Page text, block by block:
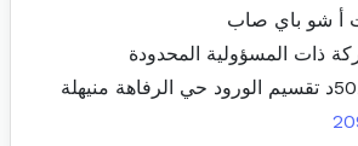
أ شو باي صاب
ذات المسؤولية المحدودة